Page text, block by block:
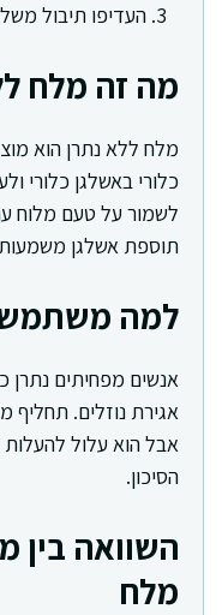
העדיפו תיבול
מה זה מלח
מלח ללא נתרן הוא
כלורי באשלגן כלורי
לשמור על טעם מלוח
תוספת אשלגן
למה
אנשים מפחיתים נתרן
אגירת נוזלים.
אבל הוא עלול
הסיכון.
השוואה בין
מלח